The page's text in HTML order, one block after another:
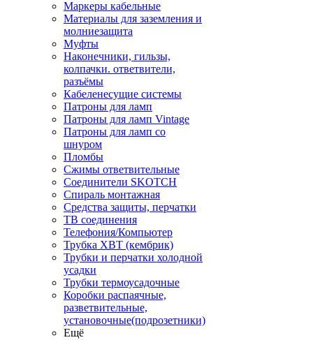
Маркеры кабельные
Материалы для заземления и
молниезащита
Муфты
Наконечники, гильзы,
колпачки. ответвители,
разъёмы
Кабеленесущие системы
Патроны для ламп
Патроны для ламп Vintage
Патроны для ламп со
шнуром
Пломбы
Сжимы ответвительные
Соединители SKOTCH
Спираль монтажная
Средства защиты, перчатки
ТВ соединения
Телефония/Компьютер
Трубка ХВТ (кембрик)
Трубки и перчатки холодной
усадки
Трубки термоусадочные
Коробки распаячные,
разветвительные,
установочные(подрозетники)
Ещё